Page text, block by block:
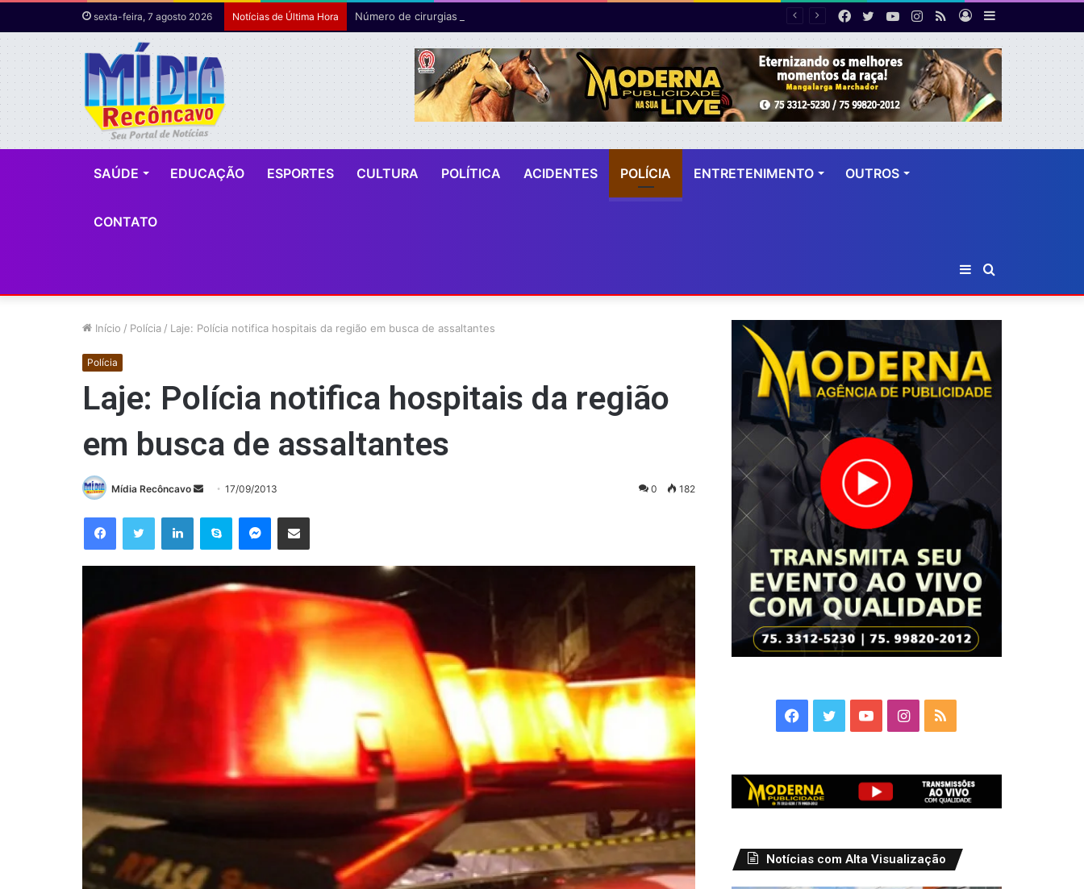
sexta-feira, 7 agosto 2026 Notícias de Última Hora
Barra
Lateral
Entrar
RSS
Instagram
YouTube
Twitter
Facebook
SAÚDE EDUCAÇÃO ESPORTES CULTURA POLÍTICA ACIDENTES POLÍCIA ENTRETENIMENTO OUTROS
CONTATO
por
Barra
Lateral
Início / Polícia / Laje: Polícia notifica hospitais da região em busca de assaltantes
Polícia
Laje: Polícia notifica hospitais da região
em busca de assaltantes
Mídia Recôncavo
Mande
e-
17/09/2013 0 182
FacebookTwitter LinkedinSkype Messenger
Compartilhar via e-mail
Facebook
TwitterYouTubeInstagram
RSS
Notícias com Alta Visualização